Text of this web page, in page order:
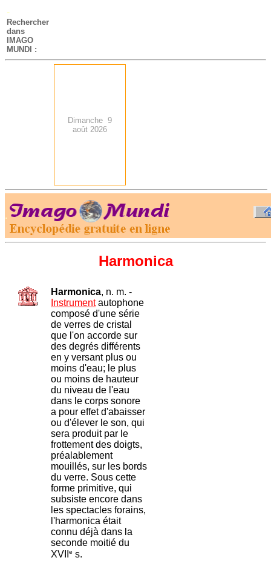
-
Rechercher
dans
IMAGO
MUNDI :
Dimanche 9
août 2026
.
Harmonica
Harmonica, n. m. -
Instrumentautophone
composé d'une série
de verres de cristal
que l'on accorde sur
des degrés différents
en y versant plus ou
moins d'eau; le plus
ou moins de hauteur
du niveau de l'eau
dans le corps sonore
a pour effet d'abaisser
ou d'élever le son, qui
sera produit par le
frottement des doigts,
préalablement
mouillés, sur les bords
du verre. Sous cette
forme primitive, qui
subsiste encore dans
les spectacles forains,
l'harmonica était
connu déjà dans la
seconde moitié du
XVII
e s.